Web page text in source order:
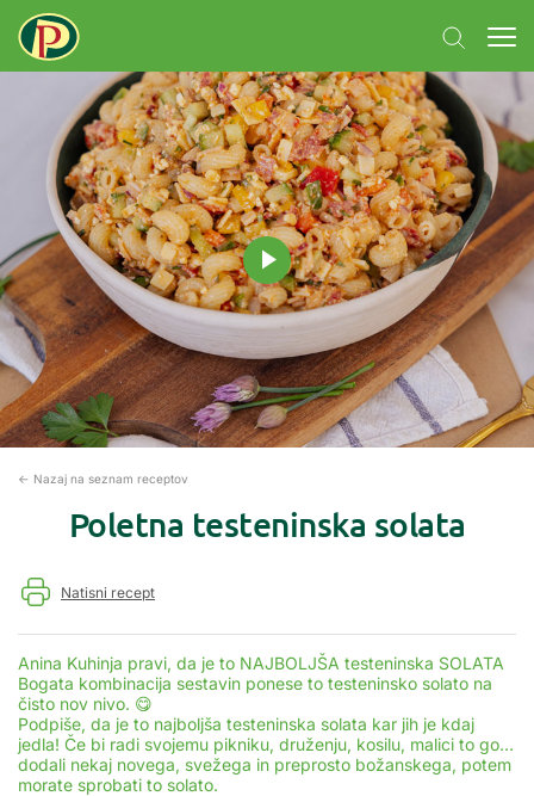
← Nazaj na seznam receptov
Poletna testeninska solata
Natisni recept
Anina Kuhinja pravi, da je to NAJBOLJŠA testeninska SOLATA
Bogata kombinacija sestavin ponese to testeninsko solato na
čisto nov nivo. 😋
Podpiše, da je to najboljša testeninska solata kar jih je kdaj
jedla! Če bi radi svojemu pikniku, druženju, kosilu, malici to go…
dodali nekaj novega, svežega in preprosto božanskega, potem
morate sprobati to solato.